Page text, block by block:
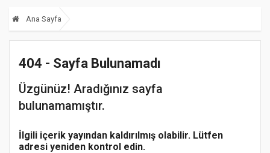
Ana Sayfa
404 - Sayfa Bulunamadı
Üzgünüz! Aradığınız sayfa
bulunamamıştır.
İlgili içerik yayından kaldırılmış olabilir. Lütfen
adresi yeniden kontrol edin.